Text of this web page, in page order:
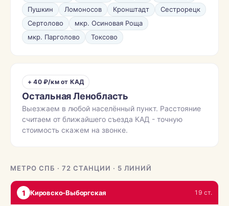
Пушкин
Ломоносов Кронштадт
Сестрорецк
Сертолово
мкр. Осиновая Роща
мкр. Парголово
Токсово
+ 40 ₽/км от КАД
Остальная Ленобласть
Выезжаем в любой населённый пункт. Расстояние
считаем от ближайшего съезда КАД - точную
стоимость скажем на звонке.
МЕТРО СПБ · 72 СТАНЦИИ · 5 ЛИНИЙ
1 Кировско-Выборгская 19 ст.